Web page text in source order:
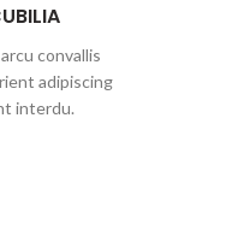
convallis
adipiscing
interdu.